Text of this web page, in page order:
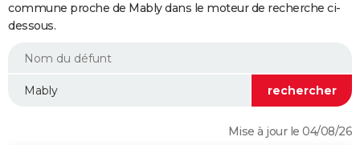
Essais
Réserver un essai
Citadines
Berlines
SUV
Forum auto
+
HIGH-TECH
BRICOLAGE
WEEK-END
commune proche de Mably dans le moteur de recherche ci-
dessous.
Mise à jour le 04/08/26